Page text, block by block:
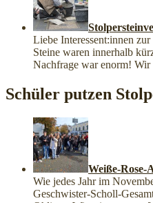
Liebe Interessent:innen
Steine waren innerhalb
Nachfrage war enorm! Wir
Schüler putzen
Weiße-Rose-
Wie jedes Jahr im
Geschwister-Scholl-